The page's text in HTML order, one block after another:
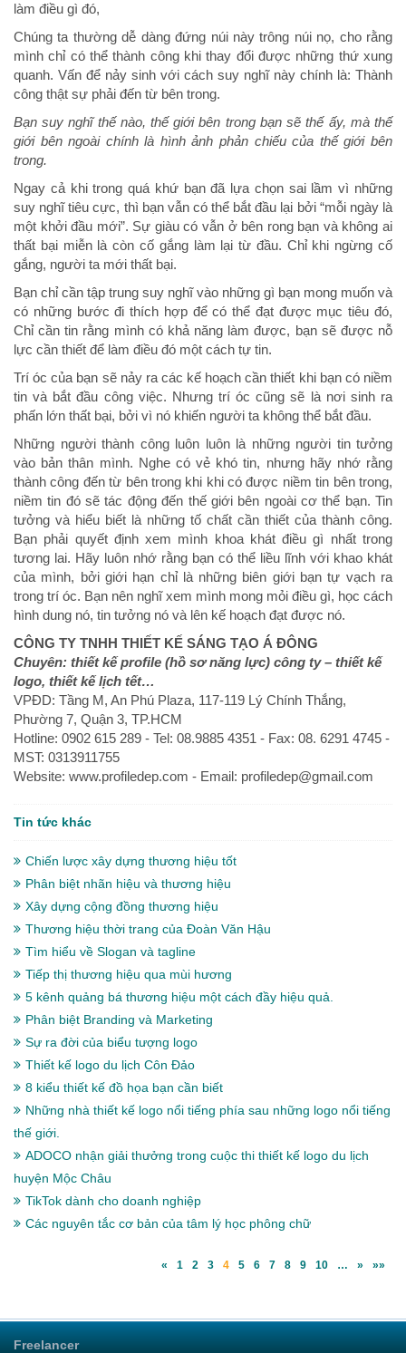
làm điều gì đó,
Chúng ta thường dễ dàng đứng núi này trông núi nọ, cho rằng
mình chỉ có thể thành công khi thay đổi được những thứ xung
quanh. Vấn để nảy sinh với cách suy nghĩ này chính là: Thành
công thật sự phải đến từ bên trong.
Bạn suy nghĩ thế nào, thế giới bên trong bạn sẽ thế ấy, mà thế
giới bên ngoài chính là hình ảnh phản chiếu của thế giới bên
trong.
Ngay cả khi trong quá khứ bạn đã lựa chọn sai lầm vì những
suy nghĩ tiêu cực, thì bạn vẫn có thể bắt đầu lại bởi “mỗi ngày là
một khởi đầu mới”. Sự giàu có vẫn ở bên rong bạn và không ai
thất bại miễn là còn cố gắng làm lại từ đầu. Chỉ khi ngừng cố
gắng, người ta mới thất bại.
Bạn chỉ cần tập trung suy nghĩ vào những gì bạn mong muốn và
có những bước đi thích hợp để có thể đạt được mục tiêu đó,
Chỉ cần tin rằng mình có khả năng làm được, bạn sẽ được nỗ
lực cần thiết để làm điều đó một cách tự tin.
Trí óc của bạn sẽ nảy ra các kế hoạch cần thiết khi bạn có niềm
tin và bắt đầu công việc. Nhưng trí óc cũng sẽ là nơi sinh ra
phấn lớn thất bại, bởi vì nó khiến người ta không thể bắt đầu.
Những người thành công luôn luôn là những người tin tưởng
vào bản thân mình. Nghe có vẻ khó tin, nhưng hãy nhớ rằng
thành công đến từ bên trong khi khi có được niềm tin bên trong,
niềm tin đó sẽ tác động đến thế giới bên ngoài cơ thể bạn. Tin
tưởng và hiểu biết là những tố chất cần thiết của thành công.
Bạn phải quyết định xem mình khoa khát điều gì nhất trong
tương lai. Hãy luôn nhớ rằng bạn có thể liều lĩnh với khao khát
của mình, bởi giới hạn chỉ là những biên giới bạn tự vạch ra
trong trí óc. Bạn nên nghĩ xem mình mong mỏi điều gì, học cách
hình dung nó, tin tưởng nó và lên kế hoạch đạt được nó.
CÔNG TY TNHH THIẾT KẾ SÁNG TẠO Á ĐÔNG
Chuyên: thiết kế profile (hồ sơ năng lực) công ty – thiết kế
logo, thiết kế lịch tết…
VPĐD: Tầng M, An Phú Plaza, 117-119 Lý Chính Thắng,
Phường 7, Quận 3, TP.HCM
Hotline: 0902 615 289 - Tel: 08.9885 4351 - Fax: 08. 6291 4745 -
MST: 0313911755
Website: www.profiledep.com - Email: profiledep@gmail.com
Tin tức khác
Chiến lược xây dựng thương hiệu tốt
Phân biệt nhãn hiệu và thương hiệu
Xây dựng cộng đồng thương hiệu
Thương hiệu thời trang của Đoàn Văn Hậu
Tìm hiểu về Slogan và tagline
Tiếp thị thương hiệu qua mùi hương
5 kênh quảng bá thương hiệu một cách đầy hiệu quả.
Phân biệt Branding và Marketing
Sự ra đời của biểu tượng logo
Thiết kế logo du lịch Côn Đảo
8 kiểu thiết kế đồ họa bạn cần biết
Những nhà thiết kế logo nổi tiếng phía sau những logo nổi tiếng
thế giới.
ADOCO nhận giải thưởng trong cuộc thi thiết kế logo du lịch
huyện Mộc Châu
TikTok dành cho doanh nghiệp
Các nguyên tắc cơ bản của tâm lý học phông chữ
« 1 2 3 4 5 6 7 8 9 10 … » »»
Freelancer